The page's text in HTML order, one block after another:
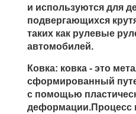
и используются для
подвергающихся
таких как рулевые
автомобилей.
Ковка: ковка - это
сформированный
с помощью
деформации.Процесс